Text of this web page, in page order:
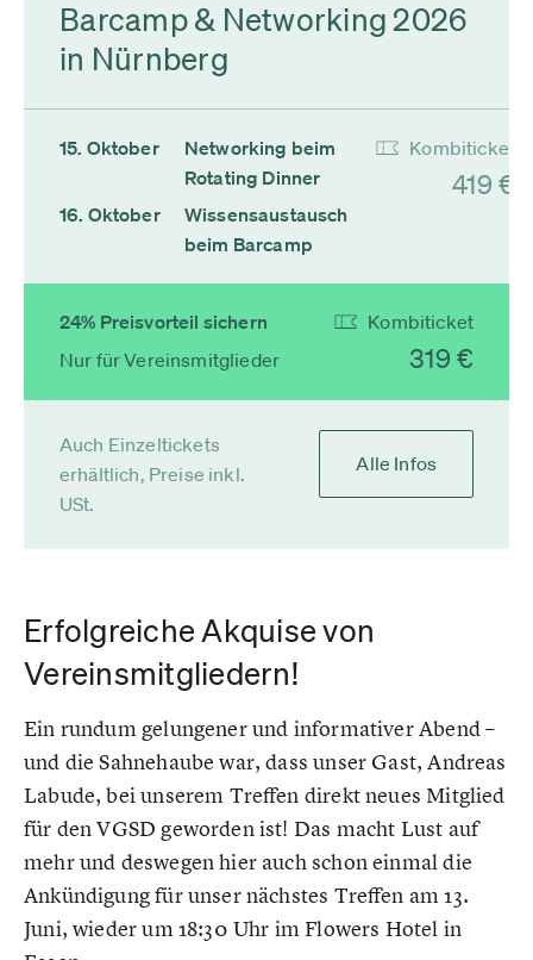
Barcamp & Networking 2026
in Nürnberg
15. Oktober
Networking beim
Rotating Dinner
16. Oktober
Wissensaustausch
beim Barcamp
Kombiticket
419 €
24% Preisvorteil sichern
Nur für Vereinsmitglieder
Kombiticket
319 €
Auch Einzeltickets
erhältlich, Preise inkl.
USt.
Alle Infos
Erfolgreiche Akquise von
Vereinsmitgliedern!
Ein rundum gelungener und informativer Abend –
und die Sahnehaube war, dass unser Gast, Andreas
Labude, bei unserem Treffen direkt neues Mitglied
für den VGSD geworden ist! Das macht Lust auf
mehr und deswegen hier auch schon einmal die
Ankündigung für unser nächstes Treffen am 13.
Juni, wieder um 18:30 Uhr im Flowers Hotel in